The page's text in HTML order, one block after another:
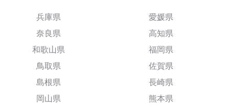
兵庫県
奈良県
和歌山県
鳥取県
島根県
岡山県
愛媛県
高知県
福岡県
佐賀県
長崎県
熊本県